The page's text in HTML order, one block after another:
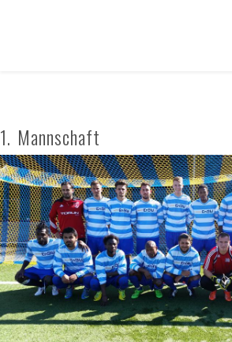
1. Mannschaft